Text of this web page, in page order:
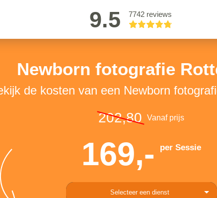
9.5 7742 reviews
Newborn fotografie
de kosten van een Newborn
202,80 Vanaf prijs
169,- per Sessie
Selecteer een dienst